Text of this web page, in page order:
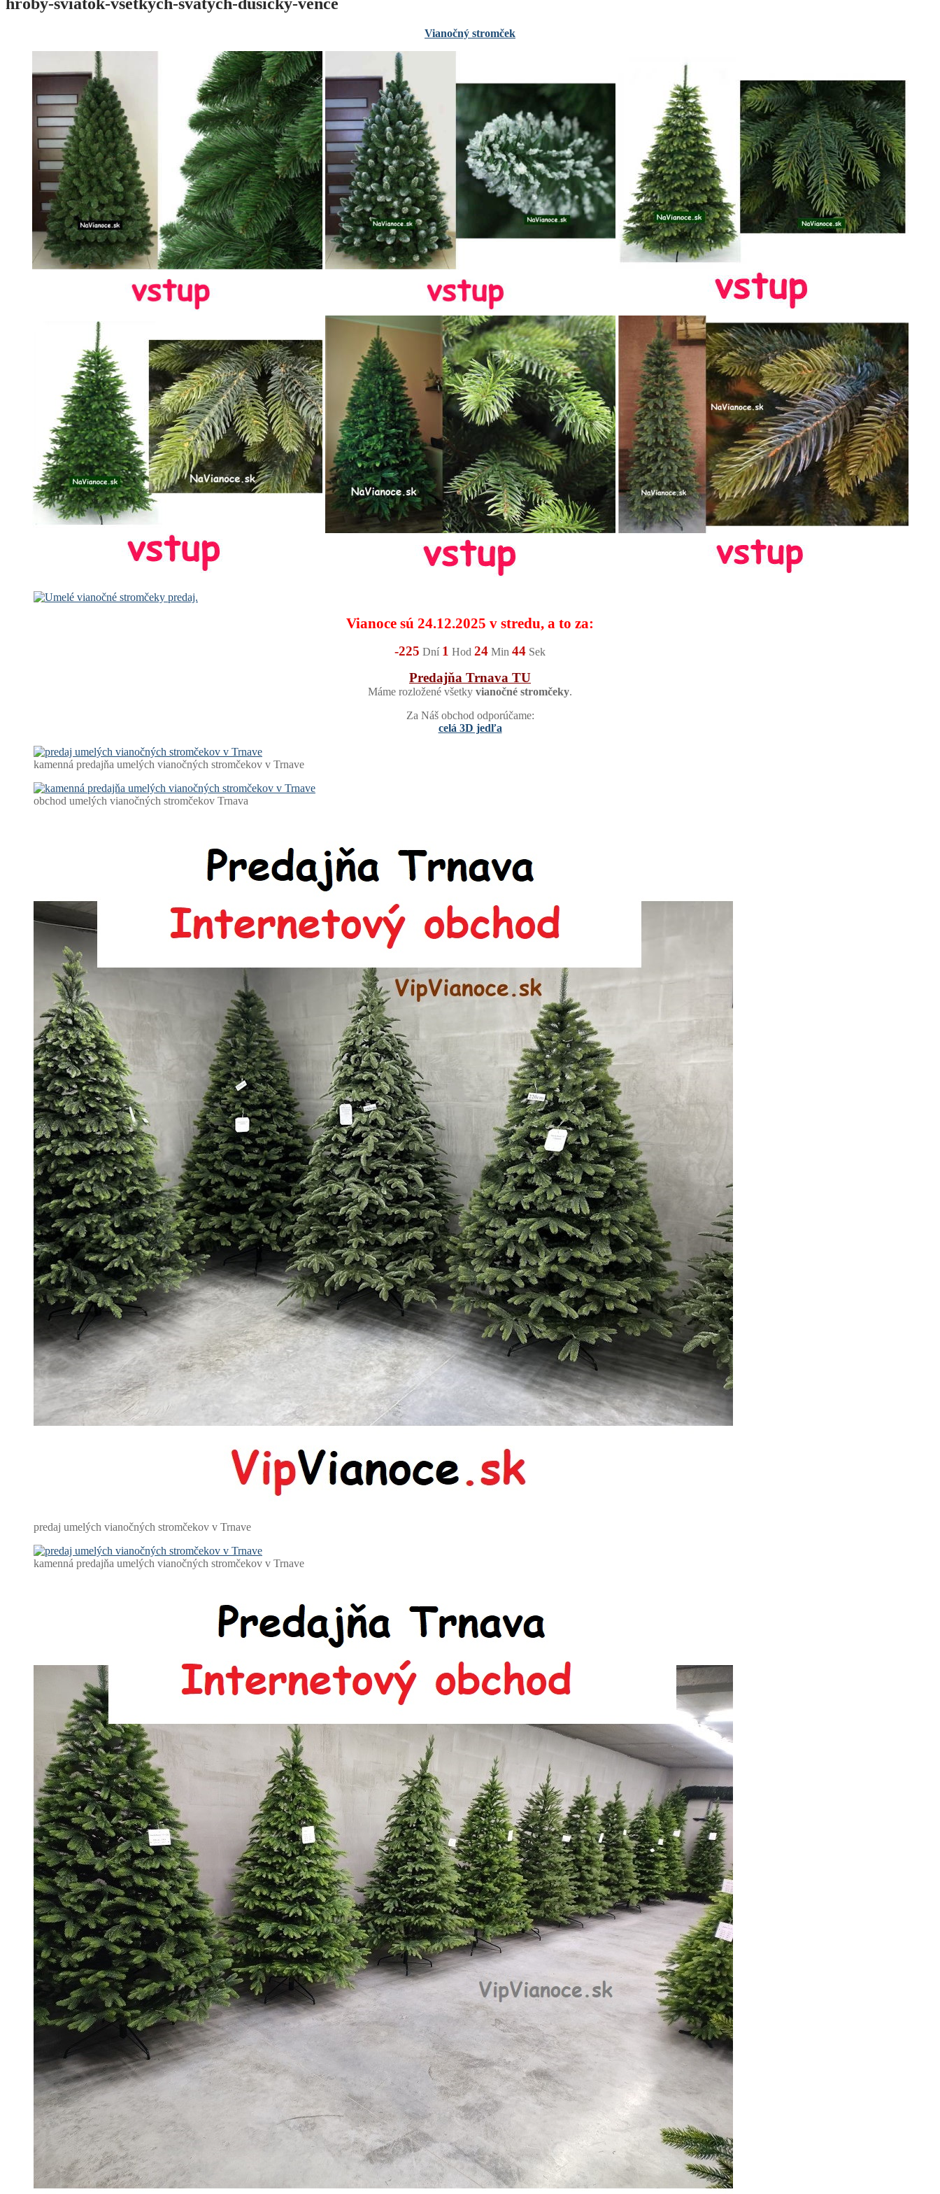
Vianočný stromček
Vianoce sú 24.12.2025 v stredu, a to za:
-225 Dní 1 Hod 24 Min 42 Sek
Predajňa Trnava TU
Máme rozložené všetky vianočné stromčeky.
Za Náš obchod odporúčame:
celá 3D jedľa
kamenná predajňa umelých vianočných stromčekov v Trnave
obchod umelých vianočných stromčekov Trnava
predaj umelých vianočných stromčekov v Trnave
kamenná predajňa umelých vianočných stromčekov v Trnave